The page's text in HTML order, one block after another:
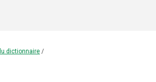
dictionnaire /